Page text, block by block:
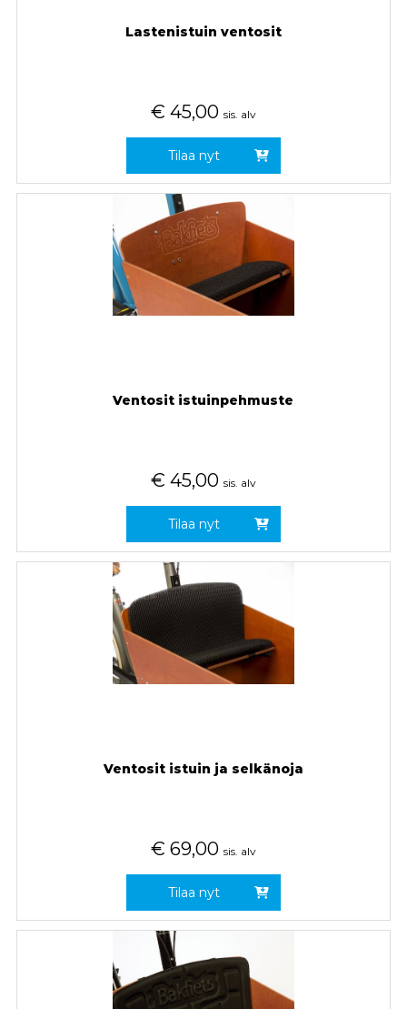
Lastenistuin ventosit
€ 45,00 sis. alv
Tilaa nyt
Ventosit istuinpehmuste
€ 45,00 sis. alv
Tilaa nyt
Ventosit istuin ja selkänoja
€ 69,00 sis. alv
Tilaa nyt